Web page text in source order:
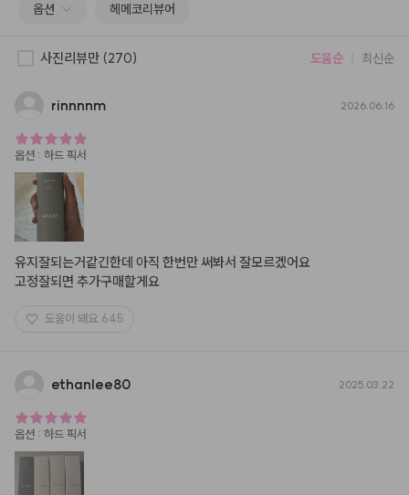
옵션 헤메코리뷰어
사진리뷰만 (270) 도움순 최신순
rinnnnm 2026.06.16
옵션 : 하드 픽서
유지잘되는거같긴한데 아직 한번만 써봐서 잘모르겠어요
고정잘되면 추가구매할게요
도움이 돼요 645
ethanlee80 2025.03.22
옵션 : 하드 픽서